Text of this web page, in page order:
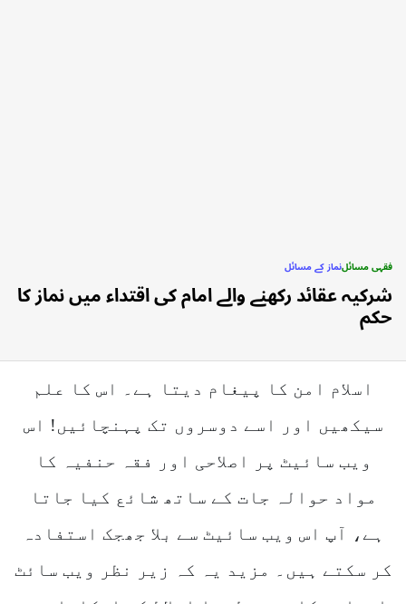
POSTED
IN
فقہی مسائلنماز کے مسائل
شرکیہ عقائد رکھنے والے امام کی اقتداء میں نماز کا
حکم
اسلام امن کا پیغام دیتا ہے۔ اس کا علم
سیکھیں اور اسے دوسروں تک پہنچائیں! اس
ویب سائیٹ پر اصلاحی اور فقہ حنفیہ کا
مواد حوالہ جات کے ساتھ شائع کیا جاتا
ہے، آپ اس ویب سائیٹ سے بلا جھجک استفادہ
کر سکتے ہیں۔ مزید یہ کہ زیر نظر ویب سائٹ